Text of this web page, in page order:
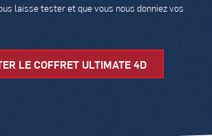
laisse tester et que vous nous donniez vos
LE COFFRET ULTIMATE 4D